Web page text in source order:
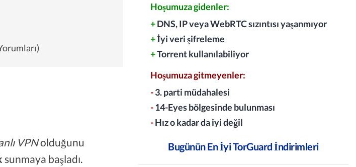
VPNolduğunu
sunmaya başladı.
Hoşumuza gidenler:
+DNS, IP veya WebRTC sızıntısı yaşanmıyor
+İyi veri şifreleme
+Torrent kullanılabiliyor
Hoşumuza gitmeyenler:
-3. parti müdahalesi
-14-Eyes bölgesinde bulunması
-Hız o kadar da iyi değil
Bugünün En İyi TorGuard İndirimleri